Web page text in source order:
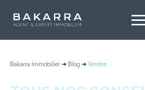
Bakarra Immobilier➜ Blog ➜ Vendre